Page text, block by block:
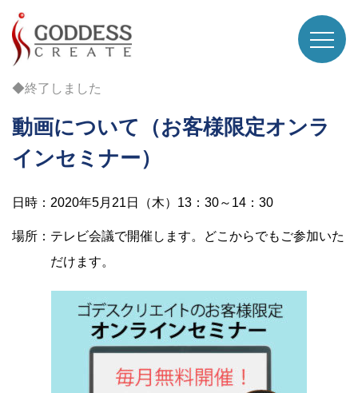
◆終了しました
動画について（お客様限定オンラ
インセミナー）
日時：2020年5月21日（木）13：30～14：30
場所：テレビ会議で開催します。どこからでもご参加いた
だけます。